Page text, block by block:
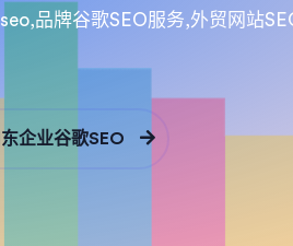
品牌谷歌SEO服务,外贸网站
东企业谷歌SEO